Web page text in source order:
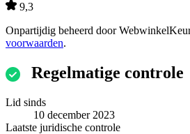
9,3
Onpartijdig beheerd doorWebwinkelKeur
voorwaarden.
Regelmatige controle
Lid sinds
10 december 2023
Laatste juridische controle